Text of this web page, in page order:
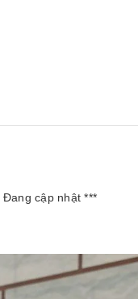
Đang cập nhật ***